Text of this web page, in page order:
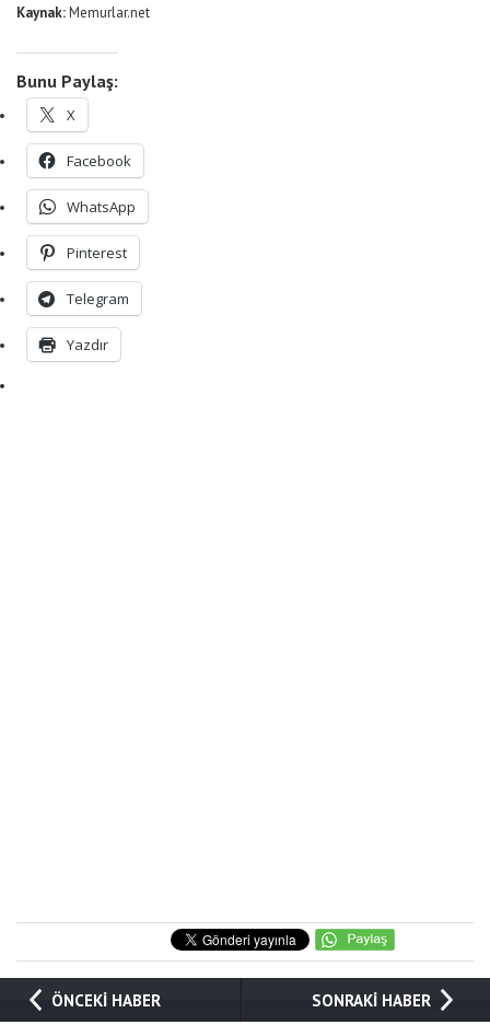
Kaynak:Memurlar.net
Bunu Paylaş:
X
Facebook
WhatsApp
Pinterest
Telegram
Yazdır
ÖNCEKİ HABER SONRAKİ HABER